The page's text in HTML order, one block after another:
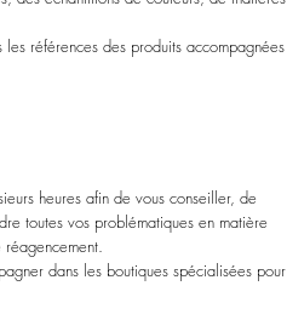
références des produits accompagnées
heures afin de vous conseiller, de
toutes vos problématiques en matière
dans les boutiques spécialisées pour